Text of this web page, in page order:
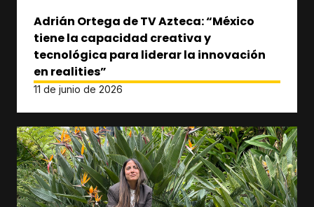
Adrián Ortega de TV Azteca: “México
tiene la capacidad creativa y
tecnológica para liderar la innovación
en realities”
11 de junio de 2026